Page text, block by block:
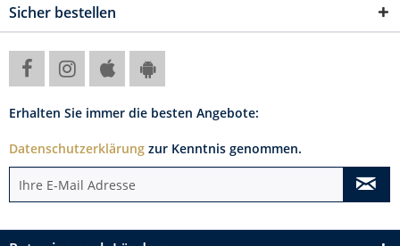
Sicher bestellen
Erhalten Sie immer die besten Angebote:
Datenschutzerklärung zur Kenntnis genommen.